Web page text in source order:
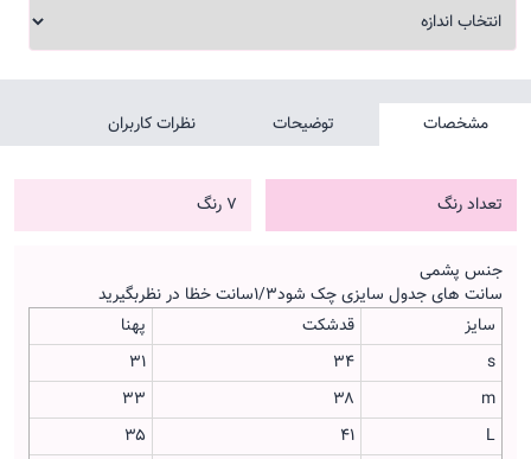
مشخصات توضیحات نظرات کاربران
تعداد رنگ 7 رنگ
جنس پشمی
سانت های جدول سایزی چک شود۱/۳سانت خظا در نظربگیرید
سایز
قدشکت
پهنا
s
۳۴
۳۱
m
۳۸
۳۳
L
۴۱
۳۵